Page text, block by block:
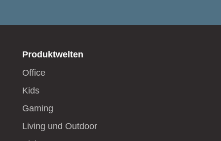
Produktwelten
Office
Kids
Gaming
Living und Outdoor